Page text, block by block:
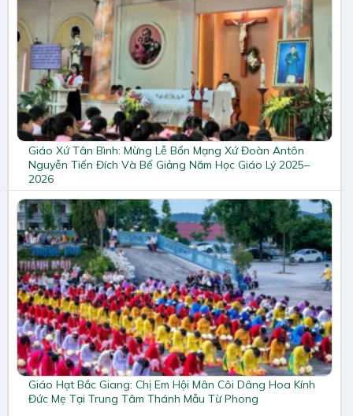
Giáo Xứ Tân Bình: Mừng Lễ Bổn Mạng Xứ Đoàn Antôn
Nguyễn Tiến Đích Và Bế Giảng Năm Học Giáo Lý 2025–
2026
Giáo Hạt Bắc Giang: Chị Em Hội Mân Côi Dâng Hoa Kính
Đức Mẹ Tại Trung Tâm Thánh Mẫu Từ Phong